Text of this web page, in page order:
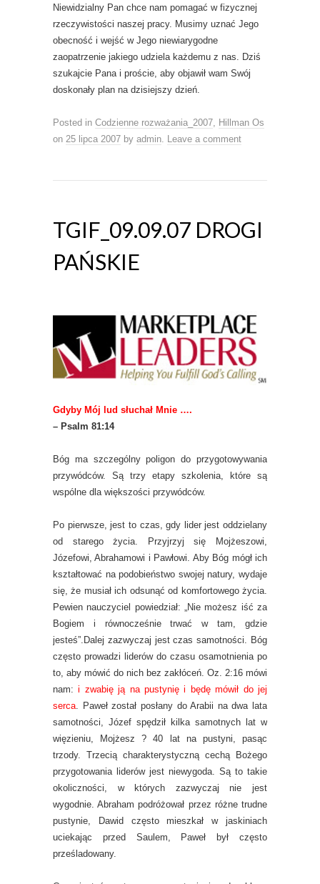
Niewidzialny Pan chce nam pomagać w fizycznej
rzeczywistości naszej pracy. Musimy uznać Jego
obecność i wejść w Jego niewiarygodne
zaopatrzenie jakiego udziela każdemu z nas. Dziś
szukajcie Pana i proście, aby objawił wam Swój
doskonały plan na dzisiejszy dzień.
Posted in Codzienne rozważania_2007
Hillman Os
on 25 lipca 2007 by admin Leave a comment
TGIF_09.09.07 DROGI
PAŃSKIE
Gdyby Mój lud słuchał Mnie ….
– Psalm 81:14
Bóg ma szczególny poligon do przygotowywania
przywódców. Są trzy etapy szkolenia, które są
wspólne dla większości przywódców.
Po pierwsze, jest to czas, gdy lider jest oddzielany
od starego życia. Przyjrzyj się Mojżeszowi,
Józefowi, Abrahamowi i Pawłowi. Aby Bóg mógł ich
kształtować na podobieństwo swojej natury, wydaje
się, że musiał ich odsunąć od komfortowego życia.
Pewien nauczyciel powiedział: „Nie możesz iść za
Bogiem i równocześnie trwać w tam, gdzie
jesteś”.Dalej zazwyczaj jest czas samotności. Bóg
często prowadzi liderów do czasu osamotnienia po
to, aby mówić do nich bez zakłóceń. Oz. 2:16 mówi
nam:i zwabię ją na pustynię i będę mówił do jej
serca. Paweł został posłany do Arabii na dwa lata
samotności, Józef spędził kilka samotnych lat w
więzieniu, Mojżesz ? 40 lat na pustyni, pasąc
trzody. Trzecią charakterystyczną cechą Bożego
przygotowania liderów jest niewygoda. Są to takie
okoliczności, w których zazwyczaj nie jest
wygodnie. Abraham podróżował przez różne trudne
pustynie, Dawid często mieszkał w jaskiniach
uciekając przed Saulem, Paweł był często
prześladowany.